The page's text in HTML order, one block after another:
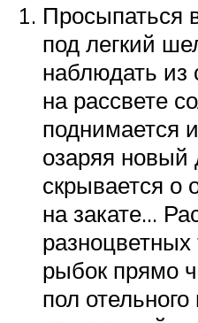
Просыпаться
под легкий
наблюдать из
на рассвете
поднимается
озаряя новый
скрывается о
на закате…
разноцветных
рыбок прямо
пол